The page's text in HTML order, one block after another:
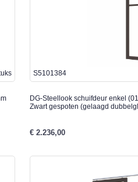
S5101384
DG-Steellook schuifdeur enkel
Zwart gespoten (gelaagd
€ 2.236,00